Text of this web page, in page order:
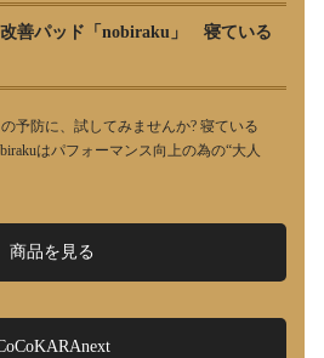
善パッド「nobiraku」 寝ている
予防に、試してみませんか? 寝ている
はパフォーマンス向上の為の“大人
商品を見る